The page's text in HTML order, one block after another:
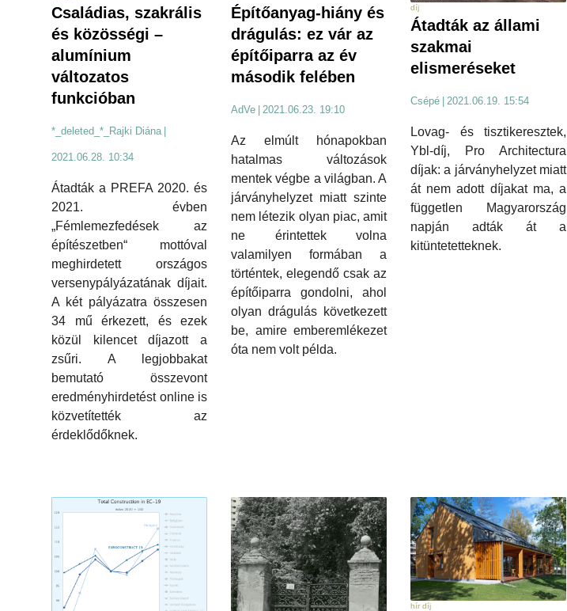
Családias, szakrális
és közösségi –
alumínium
változatos
funkcióban
*_deleted_*_Rajki Diána |
2021.06.28. 10:34
Átadták a PREFA 2020. és
2021. évben
„Fémlemezfedések az
építészetben“ mottóval
meghirdetett országos
versenypályázatának díjait.
A két pályázatra összesen
34 mű érkezett, és ezek
közül kilencet díjazott a
zsűri. A legjobbakat
bemutató összevont
eredményhirdetést online is
közvetítették az
érdeklődőknek.
Építőanyag-hiány és
drágulás: ez vár az
építőiparra az év
második felében
AdVe | 2021.06.23. 19:10
Az elmúlt hónapokban
hatalmas változások
mentek végbe a világban. A
járványhelyzet miatt szinte
nem létezik olyan piac, amit
ne érintettek volna
valamilyen formában a
történtek, elegendő csak az
építőiparra gondolni, ahol
olyan drágulás következett
be, amire emberemlékezet
óta nem volt példa.
díj
Átadták az állami
szakmai
elismeréseket
Csépé 2021.06.19. 15:54
Lovag- és tisztikeresztek,
Ybl-díj, Pro Architectura
díjak: a járványhelyzet miatt
át nem adott díjakat ma, a
független Magyarország
napján adták át a
kitüntetetteknek.
hír díj